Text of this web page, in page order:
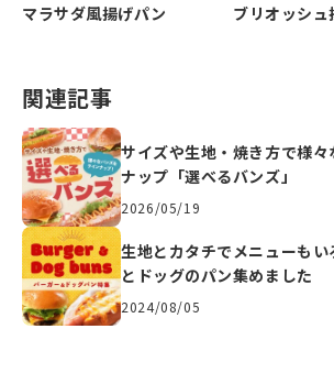
マラサダ風揚げパン ブリオッシュ
関連記事
サイズや生地・焼き方で様
ナップ「選べるバンズ」
2026/05/19
生地とカタチでメニューも
とドッグのパン集めました
2024/08/05